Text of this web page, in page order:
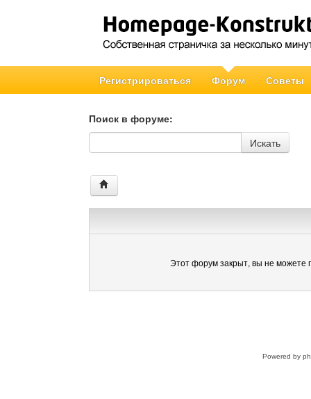
Регистрироваться Форум Советы
Поиск в форуме:
Поиск в форуме
Искать
Этот форум закрыт, вы не можете
Powered by